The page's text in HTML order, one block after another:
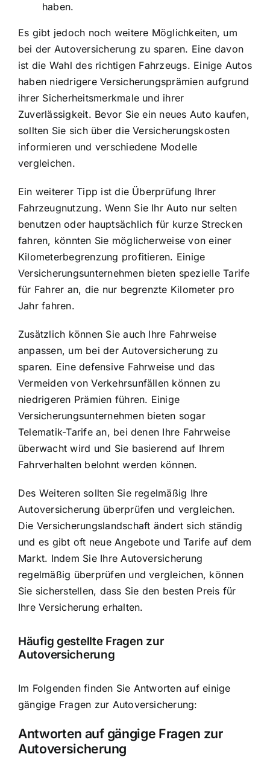
haben.
Es gibt jedoch noch weitere Möglichkeiten, um
bei der Autoversicherung zu sparen. Eine davon
ist die Wahl des richtigen Fahrzeugs. Einige Autos
haben niedrigere Versicherungsprämien aufgrund
ihrer Sicherheitsmerkmale und ihrer
Zuverlässigkeit. Bevor Sie ein neues Auto kaufen,
sollten Sie sich über die Versicherungskosten
informieren und verschiedene Modelle
vergleichen.
Ein weiterer Tipp ist die Überprüfung Ihrer
Fahrzeugnutzung. Wenn Sie Ihr Auto nur selten
benutzen oder hauptsächlich für kurze Strecken
fahren, könnten Sie möglicherweise von einer
Kilometerbegrenzung profitieren. Einige
Versicherungsunternehmen bieten spezielle Tarife
für Fahrer an, die nur begrenzte Kilometer pro
Jahr fahren.
Zusätzlich können Sie auch Ihre Fahrweise
anpassen, um bei der Autoversicherung zu
sparen. Eine defensive Fahrweise und das
Vermeiden von Verkehrsunfällen können zu
niedrigeren Prämien führen. Einige
Versicherungsunternehmen bieten sogar
Telematik-Tarife an, bei denen Ihre Fahrweise
überwacht wird und Sie basierend auf Ihrem
Fahrverhalten belohnt werden können.
Des Weiteren sollten Sie regelmäßig Ihre
Autoversicherung überprüfen und vergleichen.
Die Versicherungslandschaft ändert sich ständig
und es gibt oft neue Angebote und Tarife auf dem
Markt. Indem Sie Ihre Autoversicherung
regelmäßig überprüfen und vergleichen, können
Sie sicherstellen, dass Sie den besten Preis für
Ihre Versicherung erhalten.
Häufig gestellte Fragen zur
Autoversicherung
Im Folgenden finden Sie Antworten auf einige
gängige Fragen zur Autoversicherung:
Antworten auf gängige Fragen zur
Autoversicherung